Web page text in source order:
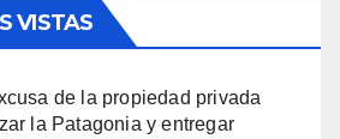
VISTAS
de la propiedad privada
la Patagonia y entregar